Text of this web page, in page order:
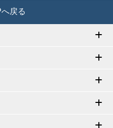
戻る